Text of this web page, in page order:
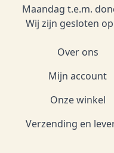
Maandag t.e.m.
Wij zijn gesloten
Over ons
Mijn account
Onze winkel
Verzending en